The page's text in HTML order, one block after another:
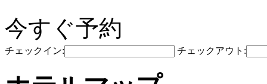
今すぐ予約
チェックイン: チェックアウト: